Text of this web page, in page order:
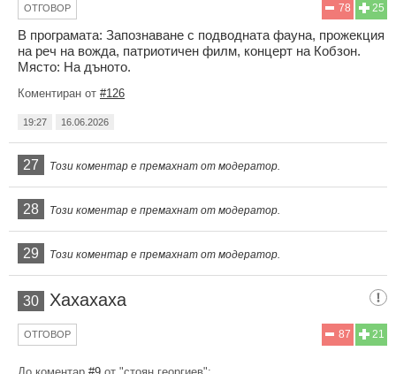
25
78
ОТГОВОР
В програмата: Запознаване с подводната фауна, прожекция
на реч на вожда, патриотичен филм, концерт на Кобзон.
Място: На дъното.
Коментиран от #126
19:27 16.06.2026
27 Този коментар е премахнат от модератор.
28 Този коментар е премахнат от модератор.
29 Този коментар е премахнат от модератор.
30 Хахахаха
21
87
ОТГОВОР